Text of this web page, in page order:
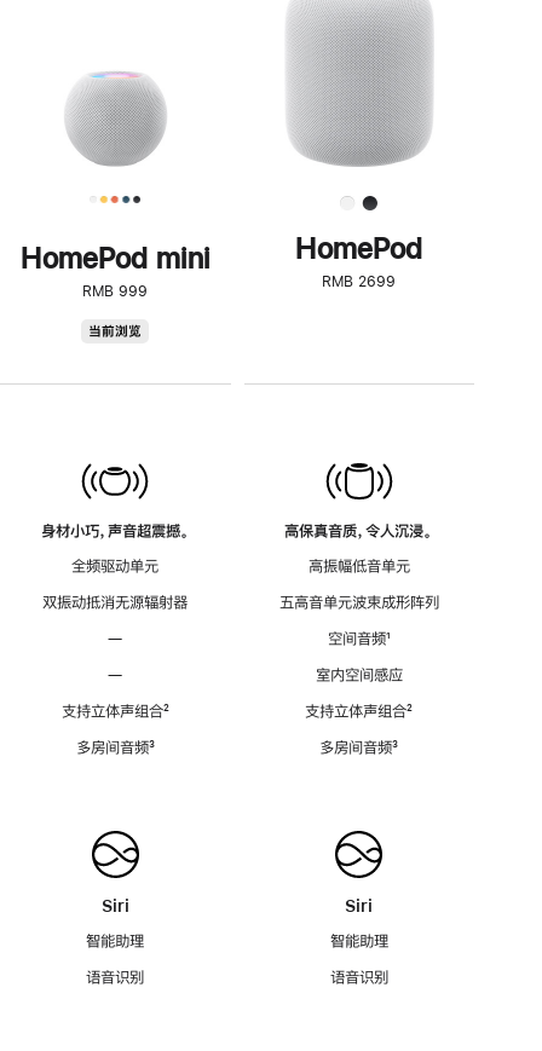
HomePod mini
RMB 999
当前浏览
身材小巧，声音超震撼。
全频驱动单元
双振动抵消无源辐射器
—
—
支持立体声组合脚
²
多房间音频脚
³
Siri
智能助理
语音识别
了
解
HomePod<
HomePod
RMB 2699
高保真音质，令人沉浸。
高振幅低音单元
五高音单元波束成形阵列
空间音频脚
¹
室内空间感应
支持立体声组合脚
²
多房间音频脚
³
Siri
智能助理
语音识别